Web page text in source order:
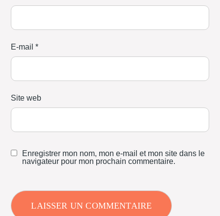
E-mail*
Site web
Enregistrer mon nom, mon e-mail et mon site dans le
navigateur pour mon prochain commentaire.